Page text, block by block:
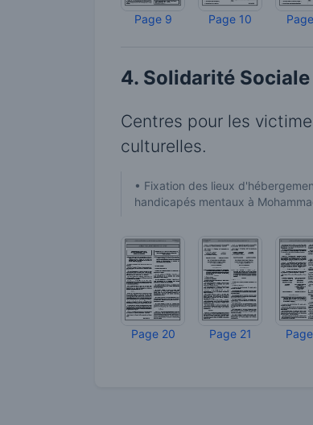
Page 9 Page 10
4. Solidarité
Centres pour les
culturelles.
• Fixation des lieux
handicapés mentaux à
Page 20 Page 21